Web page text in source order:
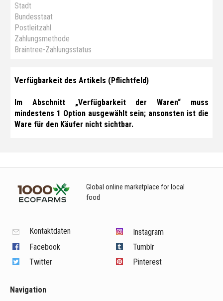
Stadt
Bundesstaat
Postleitzahl
Zahlungsmethode
Braintree-Zahlungsstatus
Verfügbarkeit des Artikels (Pflichtfeld)
Im Abschnitt „Verfügbarkeit der Waren“ muss
mindestens 1 Option ausgewählt sein; ansonsten ist die
Ware für den Käufer nicht sichtbar.
Global online marketplace for local
food
Kontaktdaten
Facebook
Twitter
Instagram
Tumblr
Pinterest
Navigation